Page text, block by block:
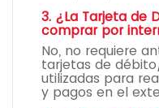
3. ¿La Tarjeta de
comprar por
No, no requiere
tarjetas de
utilizadas para
y pagos en el